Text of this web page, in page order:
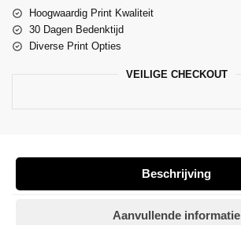
Hoogwaardig Print Kwaliteit
30 Dagen Bedenktijd
Diverse Print Opties
VEILIGE CHECKOUT
Beschrijving
Aanvullende informatie